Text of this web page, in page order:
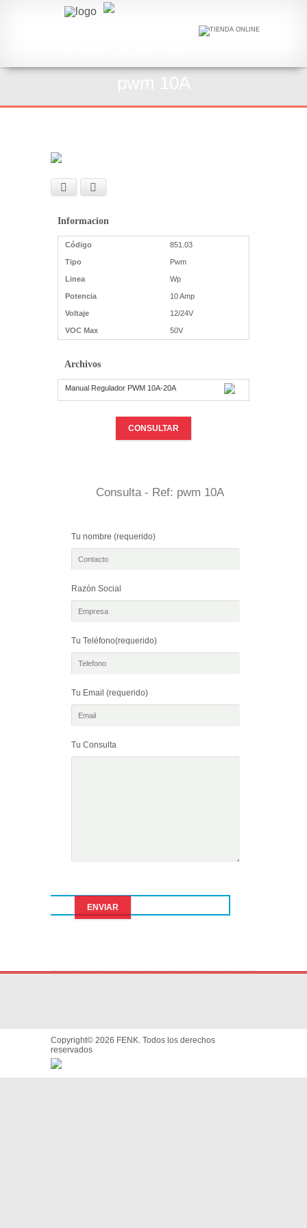
pwm 10A
Informacion
Código 851.03
Tipo Pwm
Linea Wp
Potencia 10 Amp
Voltaje 12/24V
VOC Max 50V
Archivos
Manual Regulador PWM 10A-20A
CONSULTAR
Consulta - Ref: pwm 10A
Tu nombre (requerido)
Razón Social
Tu Teléfono(requerido)
Tu Email (requerido)
Tu Consulta
Copyright© 2026 FENK. Todos los derechos
reservados